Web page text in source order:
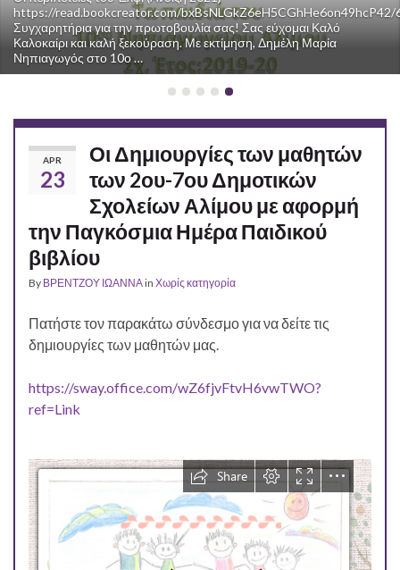
https://read.bookcreator.com/
Συγχαρητήρια για την πρωτοβουλία σας! Σας εύχομαι Καλό
Καλοκαίρι και καλή ξεκούραση. Με εκτίμηση, Δημέλη Μαρία
Νηπιαγωγός στο 10ο …
APR
23
Οι Δημιουργίες των μαθητών
των 2ου-7ου Δημοτικών
Σχολείων Αλίμου με αφορμή
την Παγκόσμια Ημέρα Παιδικού
βιβλίου
By ΒΡΕΝΤΖΟΥ ΙΩΑΝΝΑin Χωρίς κατηγορία
Πατήστε τον παρακάτω σύνδεσμο για να δείτε τις
δημιουργίες των μαθητών μας.
https://sway.office.com/wZ6fjvFtvH6vwTWO?
ref=Link